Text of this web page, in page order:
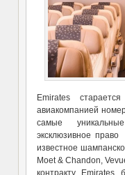
Emirates
авиакомпанией
самые
эксклюзивное
известное
Moet & Chandon,